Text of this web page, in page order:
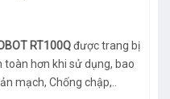
RT100Qđược trang bị
toàn hơn khi sử dụng, bao
mạch, Chống chập,..